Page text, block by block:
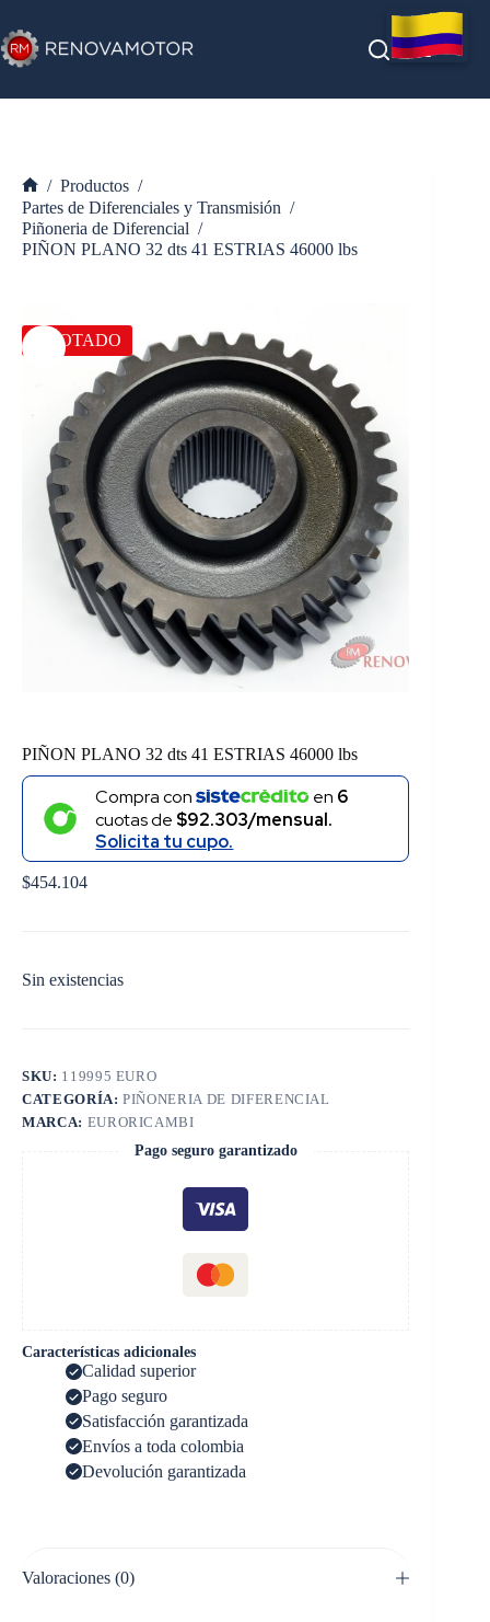
al
contenido
Inicio
/ Productos /
Partes de Diferenciales y Transmisión /
Piñoneria de Diferencial /
PIÑON PLANO 32 dts 41 ESTRIAS 46000 lbs
AGOTADO
PIÑON PLANO 32 dts 41 ESTRIAS 46000 lbs
Compra con en 6
cuotas de $92.303/mensual.
Solicita tu cupo.
$454.104
Sin existencias
SKU: 119995 EURO
CATEGORÍA:PIÑONERIA DE DIFERENCIAL
MARCA: EURORICAMBI
Pago seguro garantizado
Características adicionales
Calidad superior
Pago seguro
Satisfacción garantizada
Envíos a toda colombia
Devolución garantizada
Valoraciones (0)